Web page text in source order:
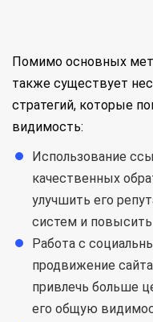
Помимо основных
также существует
стратегий, которые
видимость:
Использование
качественных
улучшить его
систем и повысить
Работа с
продвижение
привлечь больше
его общую